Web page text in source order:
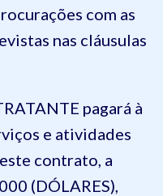
com as
nas cláusulas
pagará à
e atividades
contrato, a
(DÓLARES),